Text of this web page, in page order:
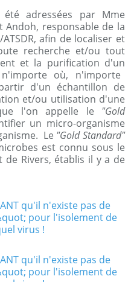
adressées par Mme
Andoh, responsable de la
afin de localiser et
recherche et/ou tout
et la purification d'un
où, n'importe
d'un échantillon de
et/ou utilisation d'une
l'on appelle le "Gold
un micro-organisme
Le "Gold Standard"
est connu sous le
Rivers, établis il y a de